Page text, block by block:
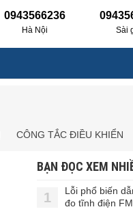
0943566236
Hà Nội Sài
CÔNG TẮC ĐIỀU KHIỂN
BẠN ĐỌC XEM
1
Lỗi phổ biến
đo tĩnh điện